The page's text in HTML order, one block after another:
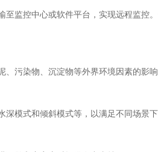
监控中心或软件平台，实现远程监控
污染物、沉淀物等外界环境因素的影
模式和倾斜模式等，以满足不同场景下